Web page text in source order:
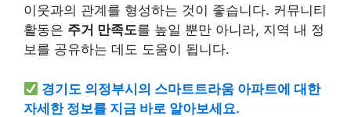
이웃과의 관계를 형성하는 것이 좋습니다. 커뮤니티
활동은 주거 만족도를 높일 뿐만 아니라, 지역 내 정
보를 공유하는 데도 도움이 됩니다.
경기도 의정부시의 스마트트라움 아파트에 대한
자세한 정보를 지금 바로 알아보세요.